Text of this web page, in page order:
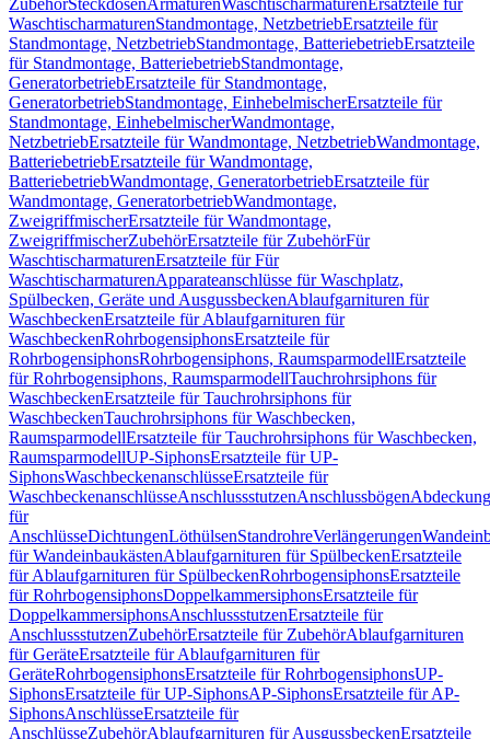
ZubehörSteckdosenArmaturenWaschtischarmaturen Ersatzteile für
WaschtischarmaturenStandmontage, NetzbetriebErsatzteile für
Standmontage, NetzbetriebStandmontage, BatteriebetriebErsatzteile
für Standmontage, BatteriebetriebStandmontage,
GeneratorbetriebErsatzteile für Standmontage,
GeneratorbetriebStandmontage, EinhebelmischerErsatzteile für
Standmontage, EinhebelmischerWandmontage,
NetzbetriebErsatzteile für Wandmontage, NetzbetriebWandmontage,
BatteriebetriebErsatzteile für Wandmontage,
BatteriebetriebWandmontage, GeneratorbetriebErsatzteile für
Wandmontage, GeneratorbetriebWandmontage,
ZweigriffmischerErsatzteile für Wandmontage,
ZweigriffmischerZubehörErsatzteile für ZubehörFür
WaschtischarmaturenErsatzteile für Für
WaschtischarmaturenApparateanschlüsse für Waschplatz,
Spülbecken, Geräte und AusgussbeckenAblaufgarnituren für
WaschbeckenErsatzteile für Ablaufgarnituren für
WaschbeckenRohrbogensiphonsErsatzteile für
RohrbogensiphonsRohrbogensiphons, RaumsparmodellErsatzteile
für Rohrbogensiphons, RaumsparmodellTauchrohrsiphons für
WaschbeckenErsatzteile für Tauchrohrsiphons für
WaschbeckenTauchrohrsiphons für Waschbecken,
RaumsparmodellErsatzteile für Tauchrohrsiphons für Waschbecken,
RaumsparmodellUP-SiphonsErsatzteile für UP-
SiphonsWaschbeckenanschlüsseErsatzteile für
WaschbeckenanschlüsseAnschlussstutzenAnschlussbögen
für
AnschlüsseDichtungenLöthülsenStandrohreVerlängerungen
für WandeinbaukästenAblaufgarnituren für SpülbeckenErsatzteile
für Ablaufgarnituren für SpülbeckenRohrbogensiphonsErsatzteile
für RohrbogensiphonsDoppelkammersiphonsErsatzteile für
DoppelkammersiphonsAnschlussstutzenErsatzteile für
AnschlussstutzenZubehörErsatzteile für ZubehörAblaufgarnituren
für GeräteErsatzteile für Ablaufgarnituren für
GeräteRohrbogensiphonsErsatzteile für RohrbogensiphonsUP-
SiphonsErsatzteile für UP-SiphonsAP-SiphonsErsatzteile für AP-
SiphonsAnschlüsseErsatzteile für
AnschlüsseZubehörAblaufgarnituren für AusgussbeckenErsatzteile